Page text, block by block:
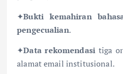
✦Bukti kemahiran
pengecualian.
✦Data rekomendasitiga
alamat email institusional.